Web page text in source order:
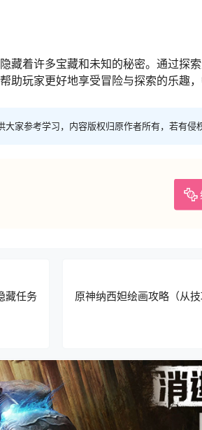
藏着许多宝藏和未知的秘密。通过探
玩家更好地享受冒险与探索的乐趣，
家参考学习，内容版权归原作者所有，若有侵
藏任务
原神纳西妲绘画攻略（从